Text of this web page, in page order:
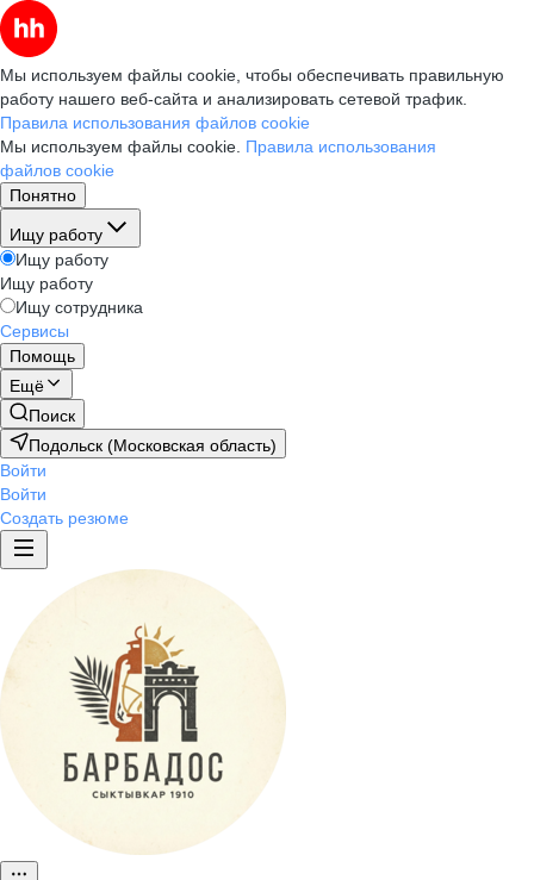
Мы используем файлы cookie, чтобы обеспечивать правильную
работу нашего веб-сайта и анализировать сетевой трафик.
Правила использования файлов cookie
Мы используем файлы cookie. Правила использования
файлов cookie
Понятно
Ищу работу
Ищу работу
Ищу работу
Ищу сотрудника
Сервисы
Помощь
Ещё
Поиск
Подольск (Московская область)
Войти
Войти
Создать резюме